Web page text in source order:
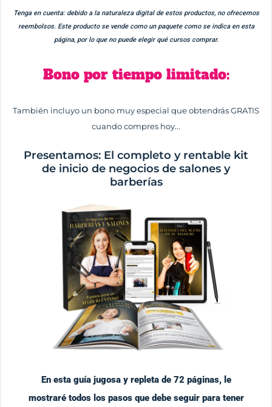
Tenga en cuenta: debido a la naturaleza digital de estos productos, no ofrecemos
reembolsos. Este producto se vende como un paquete como se indica en esta
página, por lo que no puede elegir qué cursos comprar.
Bono por tiempo limitado:
También incluyo un bono muy especial que obtendrás GRATIS
cuando compres hoy...
Presentamos: El completo y rentable kit
de inicio de negocios de salones y
barberías
En esta guía jugosa y repleta de 72 páginas, le
mostraré todos los pasos que debe seguir para tener